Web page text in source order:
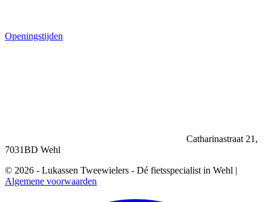
Openingstijden
Catharinastraat 21,
7031BD Wehl
© 2026 - Lukassen Tweewielers - Dé fietsspecialist in Wehl |
Algemene voorwaarden